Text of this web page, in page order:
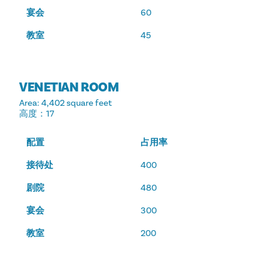
宴会 60
教室 45
VENETIAN ROOM
Area: 4,402 square feet
高度 ：17
配置 占用率
接待处 400
剧院 480
宴会 300
教室 200